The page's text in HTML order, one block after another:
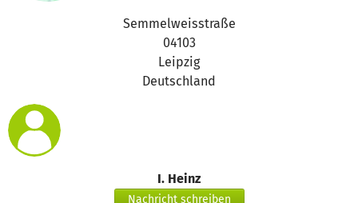
depressionshilfe.de/unsere-angebote/filmprojekt
Semmelweisstraße
04103
Leipzig
Deutschland
I. Heinz
Nachricht schreiben